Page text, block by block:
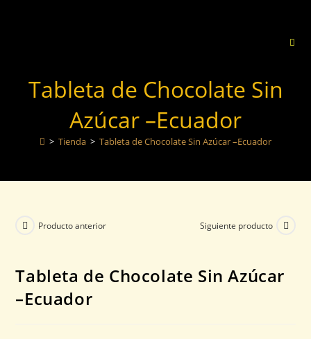
Tableta de Chocolate Sin
Azúcar –Ecuador
> Tienda > Tableta de Chocolate Sin Azúcar –Ecuador
Producto anterior Siguiente producto
Tableta de Chocolate Sin Azúcar
–Ecuador